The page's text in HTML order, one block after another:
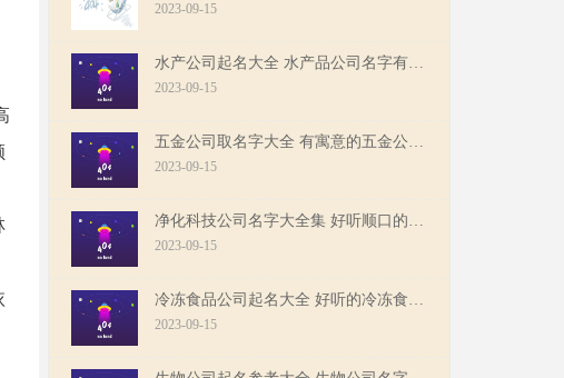
2023-09-15
2023-09-15
2023-09-15
2023-09-15
2023-09-15